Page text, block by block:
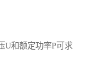
U和额定功率P可求